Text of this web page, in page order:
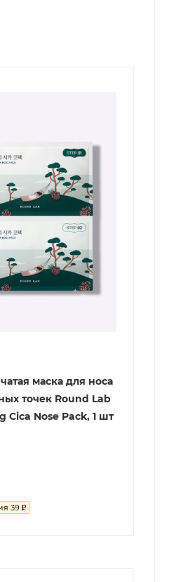
маска для носа
точек Round Lab
Cica Nose Pack, 1 шт
39 ₽